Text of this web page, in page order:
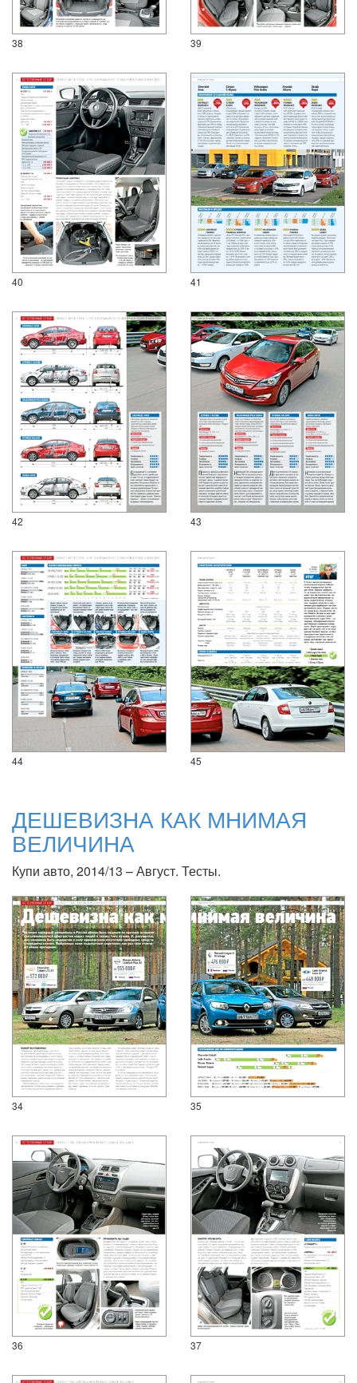
38 39
40 41
42 43
44 45
ДЕШЕВИЗНА КАК МНИМАЯ
ВЕЛИЧИНА
Купи авто, 2014/13 – Август. Тесты.
34 35
36 37